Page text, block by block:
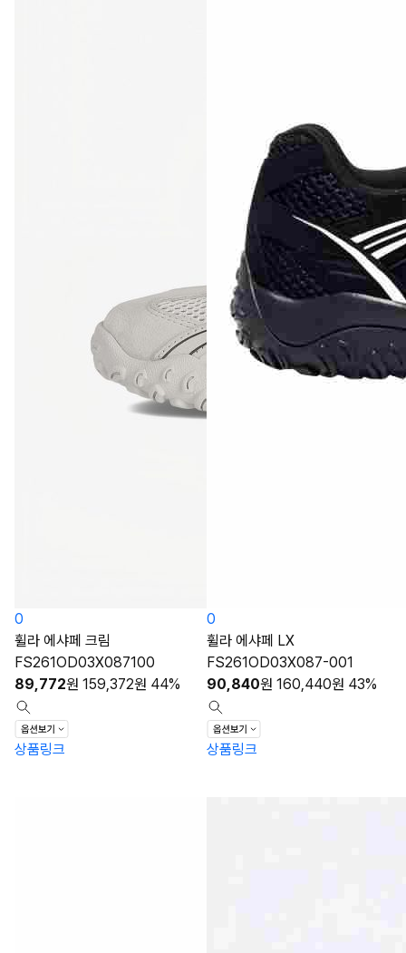
0
휠라 에샤페 크림
FS261OD03X087100
89,772원 159,372원 44%
상품링크
0
휠라 에샤페 LX
FS261OD03X087-001
90,840원 160,440원 43%
상품링크